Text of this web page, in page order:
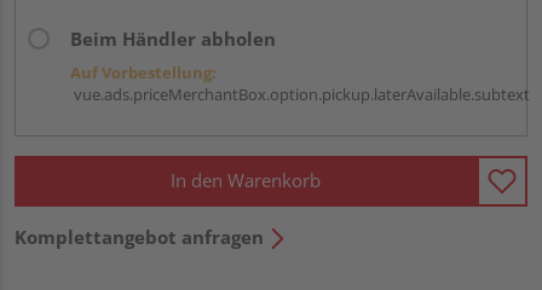
Beim Händler abholen
Auf Vorbestellung:
vue.ads.priceMerchantBox.option.pickup.laterAvailable.subtext
In den Warenkorb
Komplettangebot anfragen